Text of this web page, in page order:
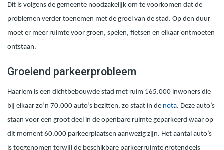
Dit is volgens de gemeente noodzakelijk om te voorkomen dat de
problemen verder toenemen met de groei van de stad. Op den duur
moet er meer ruimte voor groen, spelen, fietsen en elkaar ontmoeten
ontstaan.
Groeiend parkeerprobleem
Haarlem is een dichtbebouwde stad met ruim 165.000 inwoners die
bij elkaar zo’n 70.000 auto’s bezitten, zo staat in de nota. Deze auto’s
staan voor een groot deel in de openbare ruimte geparkeerd waar op
dit moment 60.000 parkeerplaatsen aanwezig zijn. Het aantal auto’s
is toegenomen terwijl de beschikbare parkeerruimte grotendeels